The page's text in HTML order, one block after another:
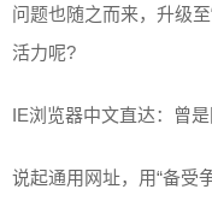
问题也随之而来，升级
活力呢?
IE浏览器中文直达：曾
说起通用网址，用“备受